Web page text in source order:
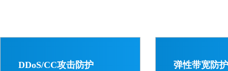
DDoS/CC攻击防护 弹性带宽防护